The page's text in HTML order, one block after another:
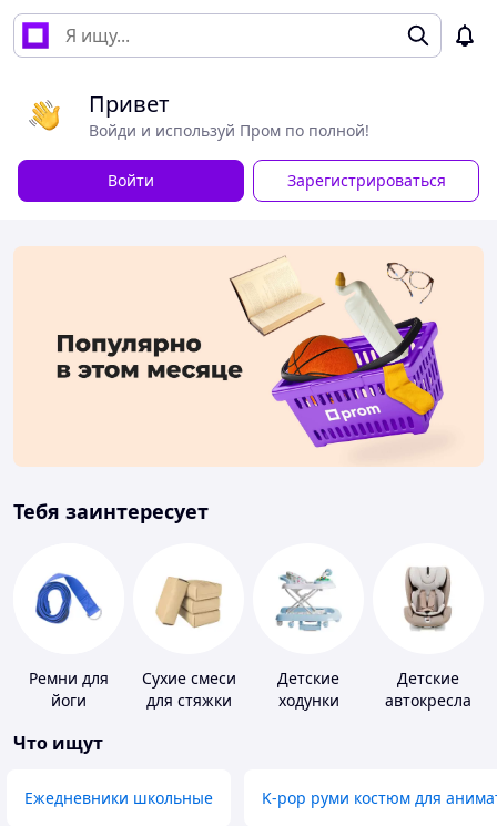
Привет
Войди и используй Пром по полной!
Войти Зарегистрироваться
Тебя заинтересует
Ремни для
йоги
Сухие смеси
для стяжки
Детские
ходунки
Детские
автокресла
Что ищут
Ежедневники школьные K-pop руми костюм для